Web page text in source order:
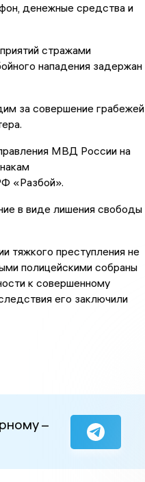
денежные средства и
стражами
нападения задержан
за совершение грабежей
МВД России на
«Разбой».
в виде лишения свободы
тяжкого преступления не
полицейскими собраны
к совершенному
его заключили
–